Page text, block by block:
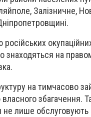
Залізничне,
на
на тимчасово
збагачення.
не лише